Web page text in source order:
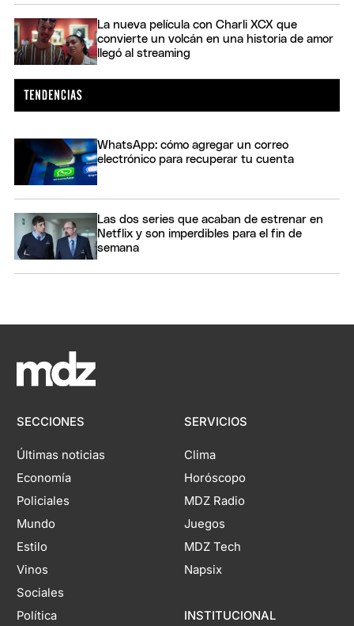
La nueva película con Charli XCX que
convierte un volcán en una historia de amor
llegó al streaming
WhatsApp: cómo agregar un correo
electrónico para recuperar tu cuenta
Las dos series que acaban de estrenar en
Netflix y son imperdibles para el fin de
semana
SECCIONES
Últimas noticias
Economía
Policiales
Mundo
Estilo
Vinos
Sociales
Política
SERVICIOS
Clima
Horóscopo
MDZ Radio
Juegos
MDZ Tech
Napsix
INSTITUCIONAL